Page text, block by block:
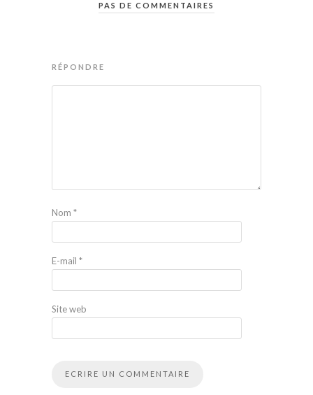
PAS DE COMMENTAIRES
RÉPONDRE
Nom *
E-mail *
Site web